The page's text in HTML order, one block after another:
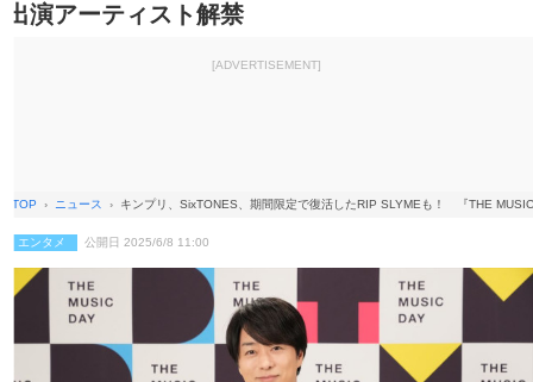
出演アーティスト解禁
[ADVERTISEMENT]
TOP ニュース キンプリ、SixTONES、期間限定で復活したRIP SLYMEも！ 『THE
エンタメ 公開日 2025/6/8 11:00